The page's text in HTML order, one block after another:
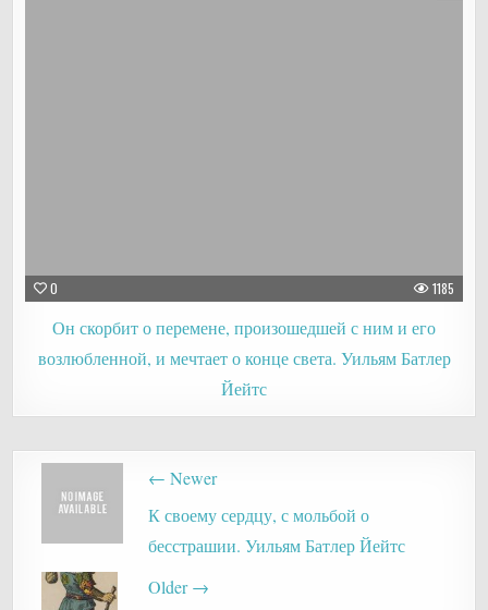
0 1185
Он скорбит о перемене, произошедшей с ним и его
возлюбленной, и мечтает о конце света. Уильям Батлер
Йейтс
Post
navigation
← Newer
К своему сердцу, с мольбой о
бесстрашии. Уильям Батлер Йейтс
Older →